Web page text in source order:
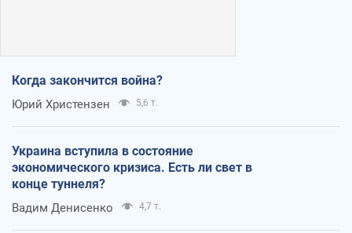
Когда закончится война?
Юрий Христензен 5,6 т.
Украина вступила в состояние
экономического кризиса. Есть ли свет в
конце туннеля?
Вадим Денисенко 4,7 т.